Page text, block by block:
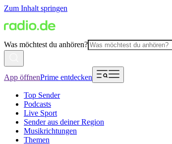
Zum Inhalt springen
Was möchtest du anhören?
App öffnenPrime entdecken
Top Sender
Podcasts
Live Sport
Sender aus deiner Region
Musikrichtungen
Themen